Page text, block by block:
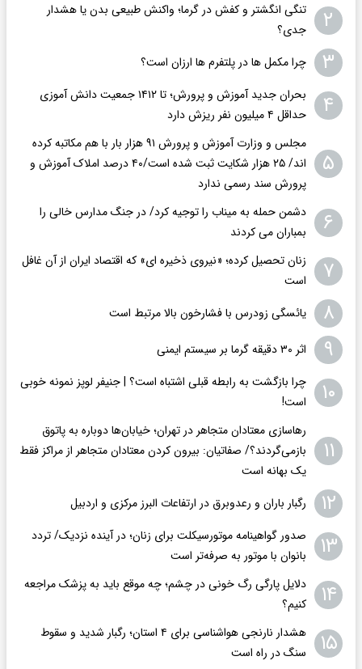
۲
تنگی انگشتر و کفش در گرما؛ واکنش طبیعی بدن یا هشدار
جدی؟
۳ چرا مکمل ها در پلتفرم ها ارزان است؟
۴
بحران جدید آموزش و پرورش؛ تا ۱۴۱۲ جمعیت دانش آموزی
حداقل ۴ میلیون نفر ریزش دارد
۵
مجلس و وزارت آموزش و پرورش ۹۱ هزار بار با هم مکاتبه کرده
اند/ ۲۵ هزار شکایت ثبت شده است/۴۰ درصد املاک آموزش و
پرورش سند رسمی ندارد
۶
دشمن حمله به میناب را توجیه کرد/ در جنگ مدارس خالی را
بمباران می کردند
۷
زنان تحصیل کرده؛ «نیروی ذخیره ای» که اقتصاد ایران از آن غافل
است
۸ یائسگی زودرس با فشارخون بالا مرتبط است
۹ اثر ۳۰ دقیقه گرما بر سیستم ایمنی
۱۰
چرا بازگشت به رابطه قبلی اشتباه است؟ | جنیفر لوپز نمونه خوبی
است!
۱۱
رهاسازی معتادان متجاهر در تهران؛ خیابان‌ها دوباره به پاتوق
بازمی‌گردند؟/ صفاتیان: بیرون کردن معتادان متجاهر از مراکز فقط
یک بهانه است
۱۲ رگبار باران و رعدوبرق در ارتفاعات البرز مرکزی و اردبیل
۱۳
صدور گواهینامه موتورسیکلت برای زنان؛ در آینده نزدیک/ تردد
بانوان با موتور به‌ صرفه‌تر است
۱۴
دلایل پارگی رگ خونی در چشم؛ چه موقع باید به پزشک مراجعه
کنیم؟
۱۵
هشدار نارنجی هواشناسی برای ۴ استان؛ رگبار شدید و سقوط
سنگ در راه است